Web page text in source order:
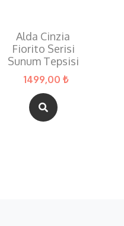
Alda Cinzia
Fiorito Serisi
Sunum Tepsisi
1499,00 ₺